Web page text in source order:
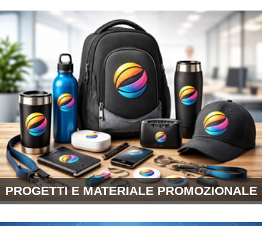
PROGETTI E MATERIALE PROMOZIONALE